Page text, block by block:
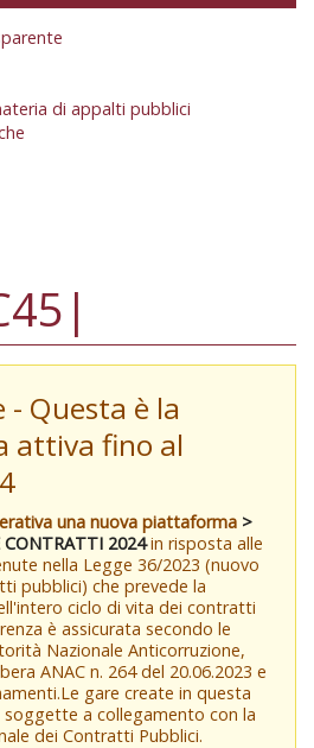
di appalti pubblici
Questa è la
attiva fino al
una nuova piattaforma >
CONTRATTI 2024in risposta alle
nella Legge 36/2023 (nuovo
pubblici) che prevede la
ciclo di vita dei contratti
è assicurata secondo le
Nazionale Anticorruzione,
ANAC n. 264 del 20.06.2023 e
gare create in questa
a collegamento con la
dei Contratti Pubblici.